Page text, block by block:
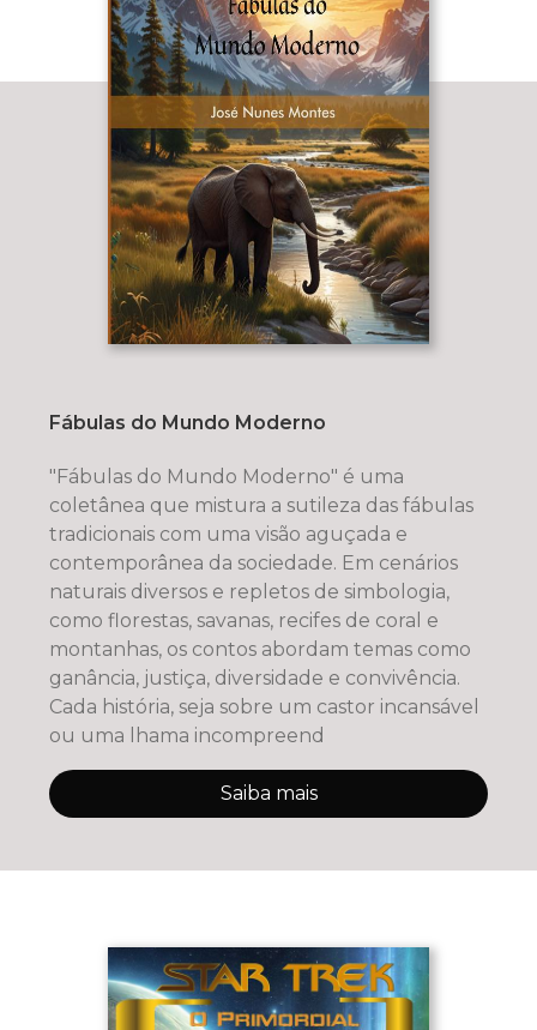
Fábulas do Mundo Moderno
"Fábulas do Mundo Moderno" é uma
coletânea que mistura a sutileza das fábulas
tradicionais com uma visão aguçada e
contemporânea da sociedade. Em cenários
naturais diversos e repletos de simbologia,
como florestas, savanas, recifes de coral e
montanhas, os contos abordam temas como
ganância, justiça, diversidade e convivência.
Cada história, seja sobre um castor incansável
ou uma lhama incompreend
Saiba mais